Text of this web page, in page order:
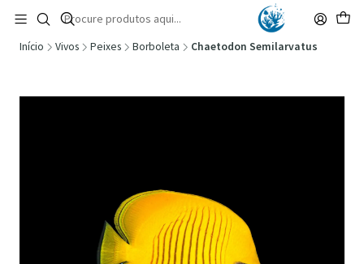
🚚 Portugal Continental: Portes Grátis desde 149,90€ (Envio extresso: 14,90€)
Ler mais
Início Vivos Peixes Borboleta Chaetodon Semilarvatus